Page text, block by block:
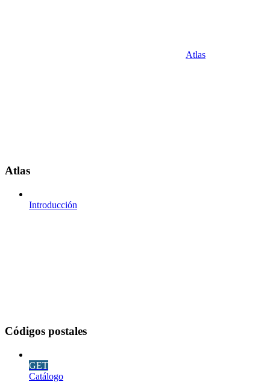
Atlas
Atlas
Introducción
Códigos postales
GET
Catálogo